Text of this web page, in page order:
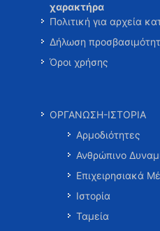
χαρακτήρα
Πολιτική για αρχεία
Δήλωση
Όροι χρήσης
ΟΡΓΑΝΩΣΗ-ΙΣΤΟΡΙΑ
Αρμοδιότητες
Ανθρώπινο
Επιχειρησιακά
Ιστορία
Ταμεία